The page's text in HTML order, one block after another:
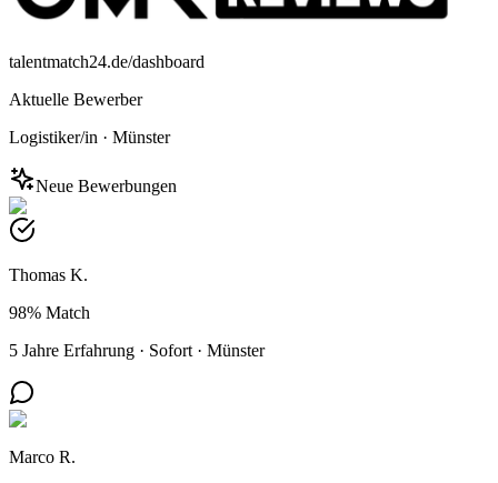
talentmatch24.de/dashboard
Aktuelle Bewerber
Logistiker/in · Münster
Neue Bewerbungen
Thomas K.
98% Match
5 Jahre Erfahrung · Sofort · Münster
Marco R.